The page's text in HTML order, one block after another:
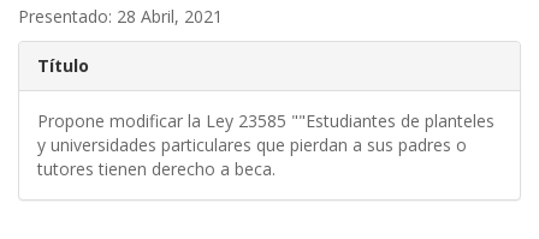
Presentado: 28 Abril, 2021
Título
Propone modificar la Ley 23585 ""Estudiantes de planteles
y universidades particulares que pierdan a sus padres o
tutores tienen derecho a beca.